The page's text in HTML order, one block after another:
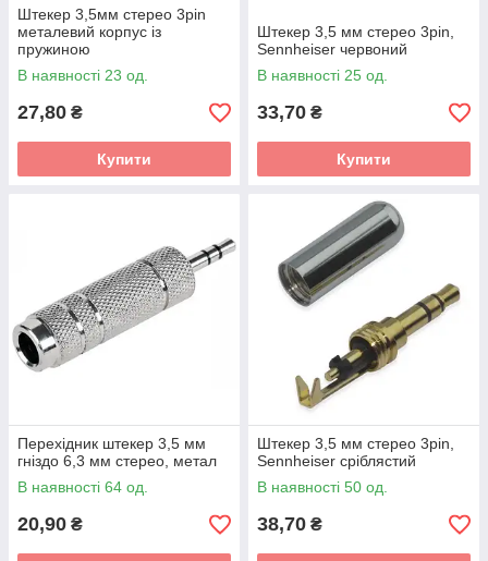
Штекер 3,5мм стерео 3pin
металевий корпус із
пружиною
В наявності 23 од.
27,80 ₴
Купити
Штекер 3,5 мм стерео 3pin,
Sennheiser червоний
В наявності 25 од.
33,70 ₴
Купити
Перехідник штекер 3,5 мм
гніздо 6,3 мм стерео, метал
В наявності 64 од.
20,90 ₴
Штекер 3,5 мм стерео 3pin,
Sennheiser сріблястий
В наявності 50 од.
38,70 ₴